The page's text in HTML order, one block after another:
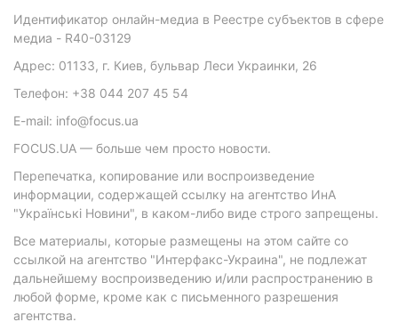
Идентификатор онлайн-медиа в Реестре субъектов в сфере
медиа - R40-03129
Адрес: 01133, г. Киев, бульвар Леси Украинки, 26
Телефон: +38 044 207 45 54
E-mail: info@focus.ua
FOCUS.UA — больше чем просто новости.
Перепечатка, копирование или воспроизведение
информации, содержащей ссылку на агентство ИнА
"Українські Новини", в каком-либо виде строго запрещены.
Все материалы, которые размещены на этом сайте со
ссылкой на агентство "Интерфакс-Украина", не подлежат
дальнейшему воспроизведению и/или распространению в
любой форме, кроме как с письменного разрешения
агентства.